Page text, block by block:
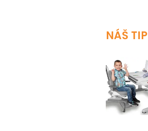
NÁŠ TIP